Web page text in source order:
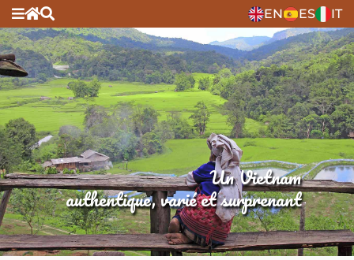
EN ES IT
Un Vietnam
authentique, varié et surprenant